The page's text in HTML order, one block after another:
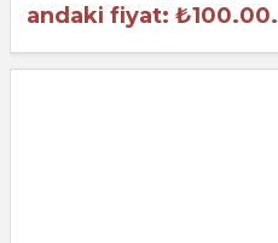
andaki fiyat: ₺100.00.